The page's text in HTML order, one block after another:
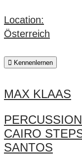
Location:
Österreich
Kennenlernen
MAX KLAAS
CAIRO
SANTOS